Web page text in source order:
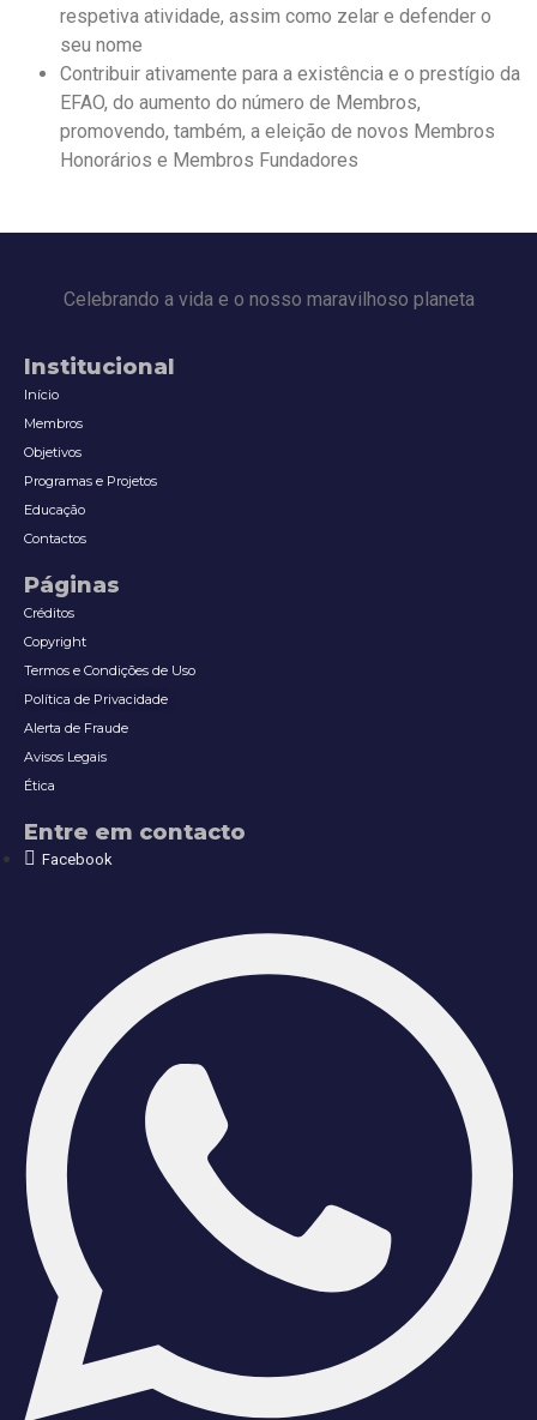
respetiva atividade, assim como zelar e defender o
seu nome
Contribuir ativamente para a existência e o prestígio da
EFAO, do aumento do número de Membros,
promovendo, também, a eleição de novos Membros
Honorários e Membros Fundadores
Celebrando a vida e o nosso maravilhoso planeta
Institucional
Início
Membros
Objetivos
Programas e Projetos
Educação
Contactos
Páginas
Créditos
Copyright
Termos e Condições de Uso
Política de Privacidade
Alerta de Fraude
Avisos Legais
Ética
Entre em contacto
Facebook